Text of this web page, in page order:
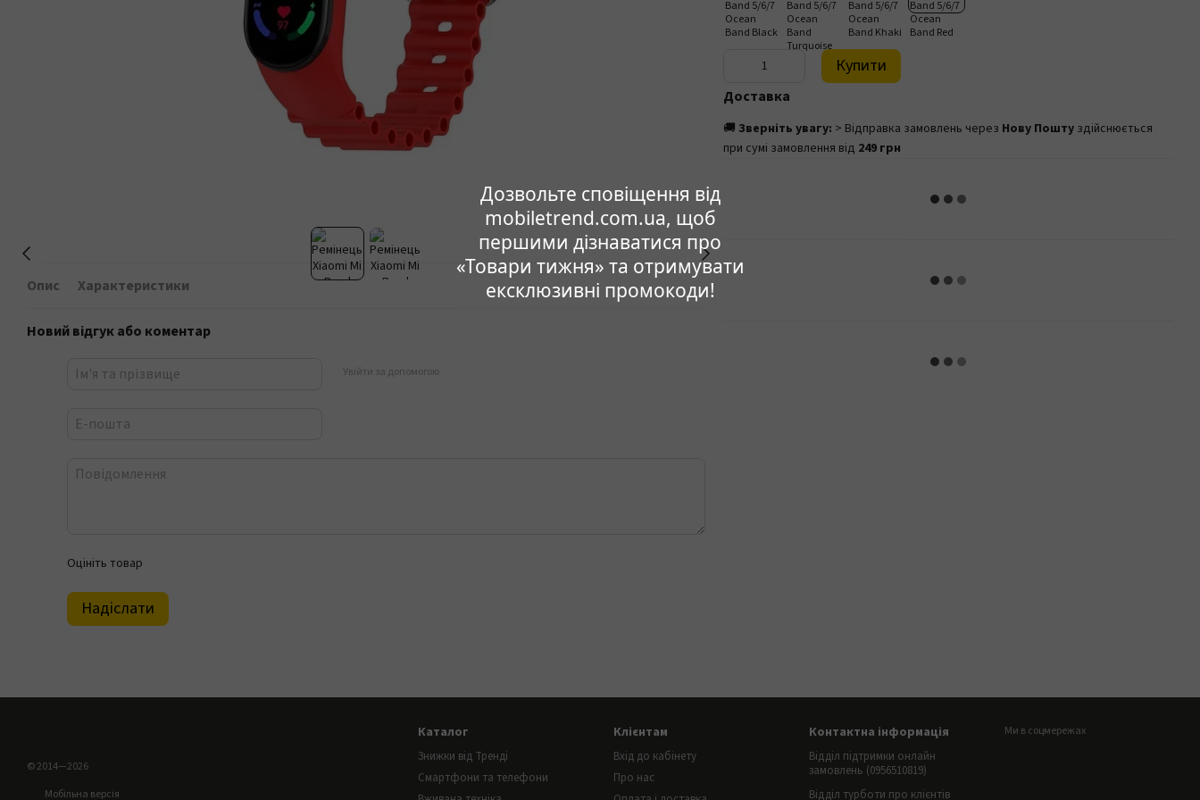
Дозвольте сповіщення від
mobiletrend.com.ua, щоб
першими дізнаватися про
«Товари тижня» та отримувати
ексклюзивні промокоди!
Опис Характеристики
Новий відгук або коментар
Увійти за допомогою
Оцініть товар
Надіслати
Купити
Доставка
🚚 Зверніть увагу: > Відправка замовлень через Нову Пошту здійснюється
при сумі замовлення від 249 грн
© 2014—2026
Мобільна версія
Каталог
Знижки від Тренді
Смартфони та телефони
Клієнтам
Вхід до кабінету
Про нас
Контактна інформація
Відділ підтримки онлайн
замовлень (0956510819)
Відділ турботи про клієнтів
Ми в соцмережах